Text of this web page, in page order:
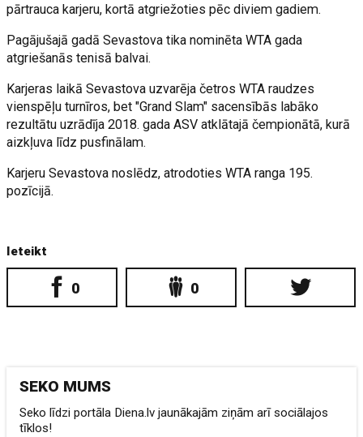
pārtrauca karjeru, kortā atgriežoties pēc diviem gadiem.
Pagājušajā gadā Sevastova tika nominēta WTA gada
atgriešanās tenisā balvai.
Karjeras laikā Sevastova uzvarēja četros WTA raudzes
vienspēļu turnīros, bet "Grand Slam" sacensībās labāko
rezultātu uzrādīja 2018. gada ASV atklātajā čempionātā, kurā
aizkļuva līdz pusfinālam.
Karjeru Sevastova noslēdz, atrodoties WTA ranga 195.
pozīcijā.
Ieteikt
0 0
SEKO MUMS
Seko līdzi portāla Diena.lv jaunākajām ziņām arī sociālajos
tīklos!